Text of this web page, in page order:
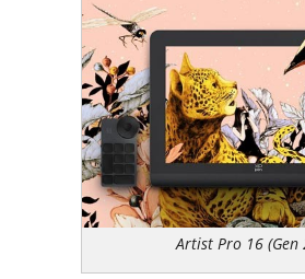
Artist Pro 16 (Gen